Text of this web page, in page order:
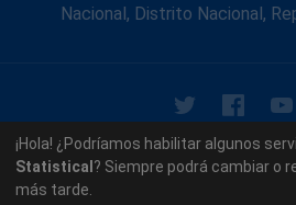
Nacional, Distrito Nacional,
© 2026 - Memoria Histórica del
Dominicana. Todos los
¡Hola! ¿Podríamos habilitar algunos
Statistical ? Siempre podrá cambiar o
más tarde.